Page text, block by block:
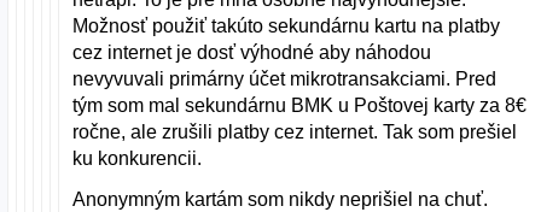
Možnosť použiť takúto sekundárnu kartu na platby
cez internet je dosť výhodné aby náhodou
nevyvuvali primárny účet mikrotransakciami. Pred
tým som mal sekundárnu BMK u Poštovej karty za 8€
ročne, ale zrušili platby cez internet. Tak som prešiel
ku konkurencii.
Anonymným kartám som nikdy neprišiel na chuť.